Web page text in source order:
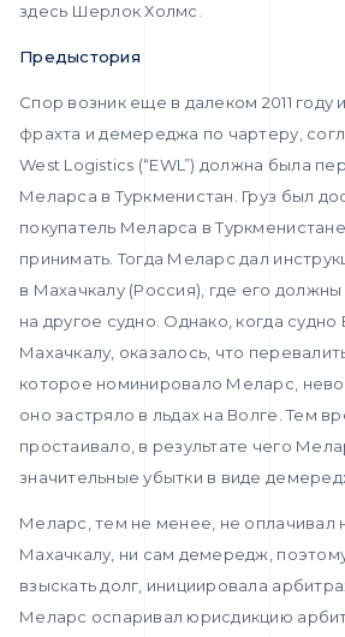
здесь Шерлок Холмс.
Предыстория
Спор возник еще в далеком 2011 году
фрахта и демереджа по чартеру,
West Logistics (“EWL”) должна была
Меларса в Туркменистан. Груз был
покупатель Меларса в
принимать. Тогда Меларс дал
в Махачкалу (Россия), где его
на другое судно. Однако, когда судно
Махачкалу, оказалось, что
которое номинировало Меларс,
оно застряло в льдах на Волге. Тем
простаивало, в результате чего
значительные убытки в виде
Меларс, тем не менее, не оплачивал
Махачкалу, ни сам демередж,
взыскать долг, инициировала
Меларс оспаривал юрисдикцию